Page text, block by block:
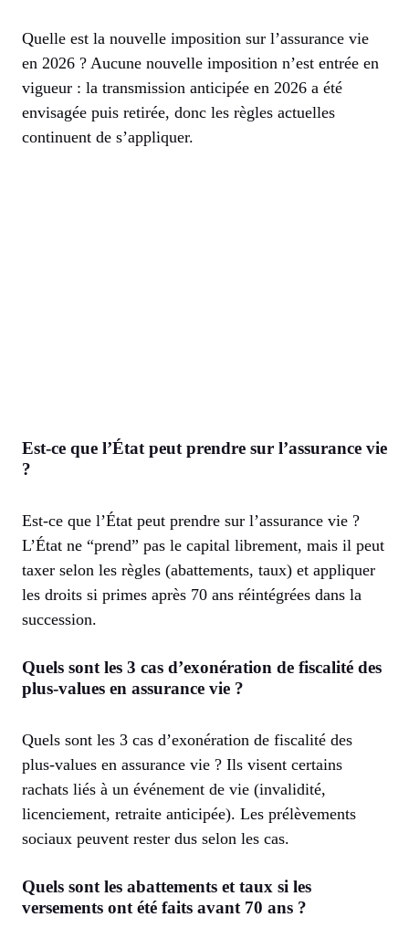
Quelle est la nouvelle imposition sur l’assurance vie
en 2026 ? Aucune nouvelle imposition n’est entrée en
vigueur : la transmission anticipée en 2026 a été
envisagée puis retirée, donc les règles actuelles
continuent de s’appliquer.
Est-ce que l’État peut prendre sur l’assurance vie
?
Est-ce que l’État peut prendre sur l’assurance vie ?
L’État ne “prend” pas le capital librement, mais il peut
taxer selon les règles (abattements, taux) et appliquer
les droits si primes après 70 ans réintégrées dans la
succession.
Quels sont les 3 cas d’exonération de fiscalité des
plus-values en assurance vie ?
Quels sont les 3 cas d’exonération de fiscalité des
plus-values en assurance vie ? Ils visent certains
rachats liés à un événement de vie (invalidité,
licenciement, retraite anticipée). Les prélèvements
sociaux peuvent rester dus selon les cas.
Quels sont les abattements et taux si les
versements ont été faits avant 70 ans ?